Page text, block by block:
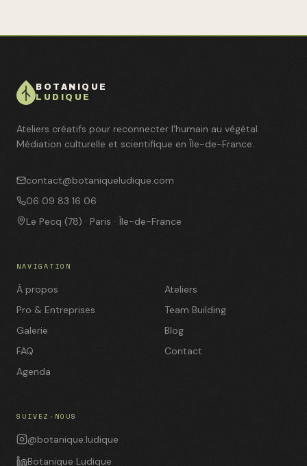
BOTANIQUE
LUDIQUE
Ateliers créatifs pour reconnecter l'humain au végétal.
Médiation culturelle et scientifique en Île-de-France.
contact@botaniqueludique.com
06 09 83 16 06
Le Pecq (78) · Paris · Île-de-France
NAVIGATION
À propos
Ateliers
Pro & Entreprises
Team Building
Galerie
Blog
FAQ
Contact
Agenda
SUIVEZ-NOUS
@botanique.ludique
Botanique Ludique